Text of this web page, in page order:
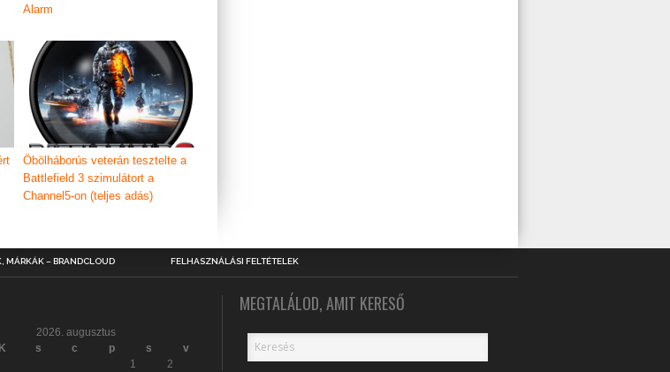
Alarm
Öbölháborús veterán tesztelte a
Battlefield 3 szimulátort a
Channel5-on (teljes adás)
MÁRKÁK – BRANDCLOUD FELHASZNÁLÁSI FELTÉTELEK
2026. augusztus
K s c p s
v
1
2
MEGTALÁLOD, AMIT KERESŐ